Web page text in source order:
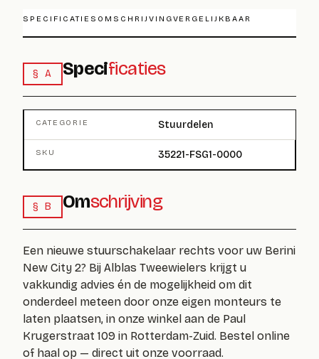
SPECIFICATIES OMSCHRIJVINGVERGELIJKBAAR
§ A Specificaties
CATEGORIE Stuurdelen
SKU 35221-FSG1-0000
§ B Omschrijving
Een nieuwe stuurschakelaar rechts voor uw Berini
New City 2? Bij Alblas Tweewielers krijgt u
vakkundig advies én de mogelijkheid om dit
onderdeel meteen door onze eigen monteurs te
laten plaatsen, in onze winkel aan de Paul
Krugerstraat 109 in Rotterdam-Zuid. Bestel online
of haal op — direct uit onze voorraad.